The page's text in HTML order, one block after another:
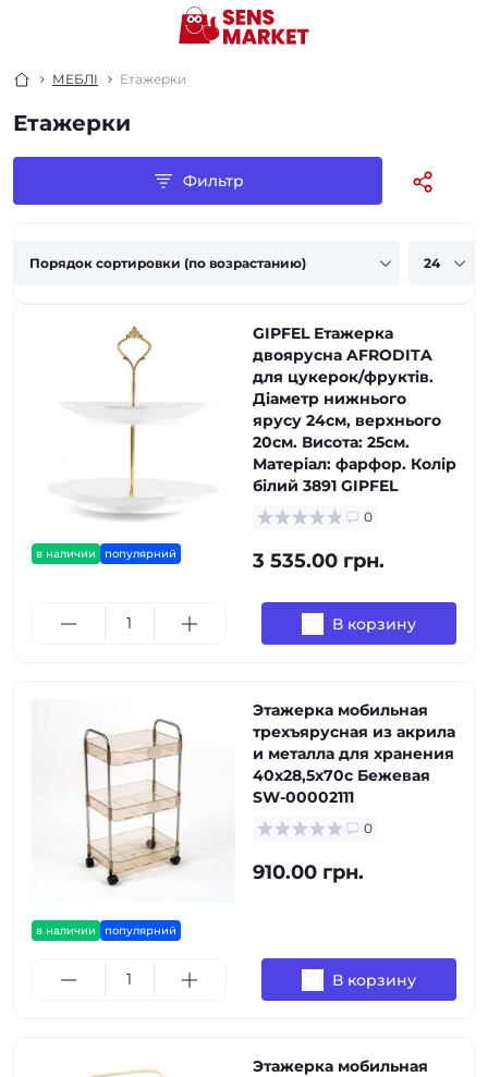
МЕБЛІ Етажерки
Етажерки
Фильтр
в наличии популярний
GIPFEL Етажерка
двоярусна AFRODITA
для цукерок/фруктів.
Діаметр нижнього
ярусу 24см, верхнього
20см. Висота: 25см.
Матеріал: фарфор. Колір
білий 3891 GIPFEL
0
3 535.00 грн.
В корзину
в наличии популярний
Этажерка мобильная
трехъярусная из акрила
и металла для хранения
40х28,5х70с Бежевая
SW-00002111
0
910.00 грн.
В корзину
Этажерка мобильная